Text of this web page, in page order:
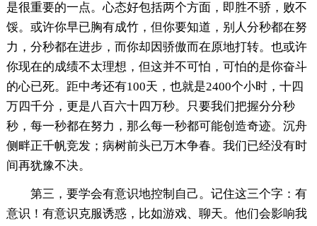
是很重要的一点。心态好包括两个方面，即胜不骄，败不
馁。或许你早已胸有成竹，但你要知道，别人分秒都在努
力，分秒都在进步，而你却因骄傲而在原地打转。也或许
你现在的成绩不太理想，但这并不可怕，可怕的是你奋斗
的心已死。距中考还有100天，也就是2400个小时，十四
万四千分，更是八百六十四万秒。只要我们把握分分秒
秒，每一秒都在努力，那么每一秒都可能创造奇迹。沉舟
侧畔正千帆竞发；病树前头已万木争春。我们已经没有时
间再犹豫不决。
第三，要学会有意识地控制自己。记住这三个字：有
意识！有意识克服诱惑，比如游戏、聊天。他们会影响我